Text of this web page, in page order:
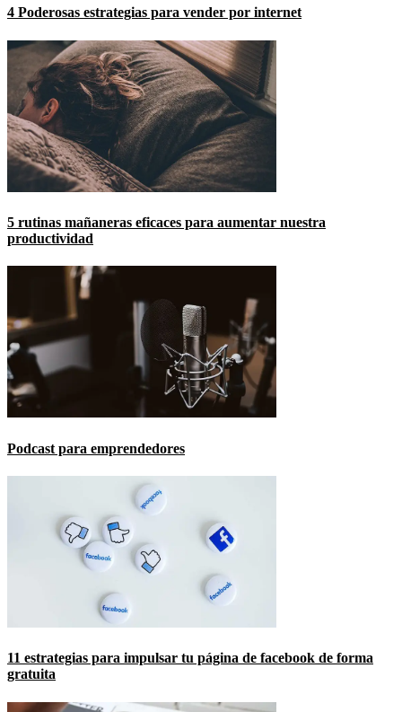
4 Poderosas estrategias para vender por internet
5 rutinas mañaneras eficaces para aumentar nuestra
productividad
Podcast para emprendedores
11 estrategias para impulsar tu página de facebook de forma
gratuita